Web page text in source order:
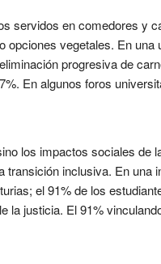
servidos en comedores y
vegetales. En
progresiva de
En algunos foros
los impactos sociales
inclusiva. En una
el 91% de los
la justicia. El 91%